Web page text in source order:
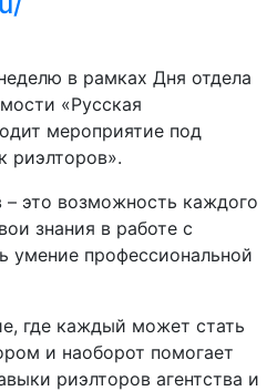
в рамках Дня отдела
«Русская
мероприятие под
риэлторов».
это возможность каждого
знания в работе с
умение профессиональной
где каждый может стать
и наоборот помогает
риэлторов агентства и